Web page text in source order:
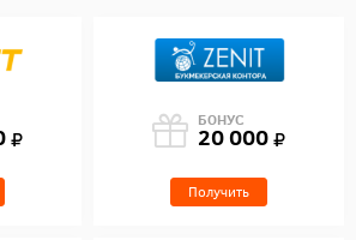
БОНУС
20 000
Получить